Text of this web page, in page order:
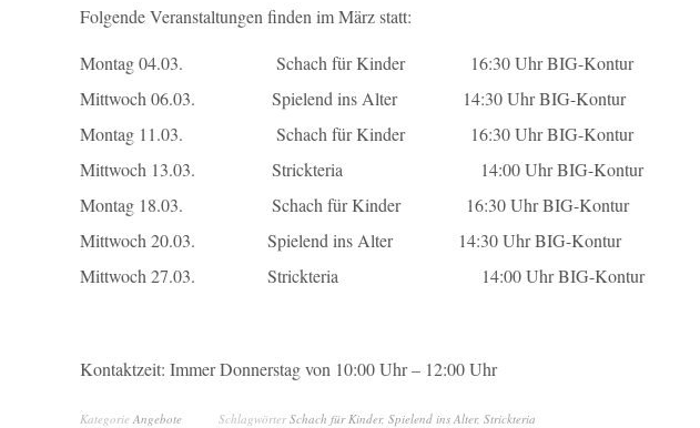
Folgende Veranstaltungen finden im März statt:
Montag 04.03. Schach für Kinder 16:30 Uhr BIG-Kontur
Mittwoch 06.03. Spielend ins Alter 14:30 Uhr BIG-Kontur
Montag 11.03. Schach für Kinder 16:30 Uhr BIG-Kontur
Mittwoch 13.03. Strickteria 14:00 Uhr BIG-Kontur
Montag 18.03. Schach für Kinder 16:30 Uhr BIG-Kontur
Mittwoch 20.03. Spielend ins Alter 14:30 Uhr BIG-Kontur
Mittwoch 27.03. Strickteria 14:00 Uhr BIG-Kontur
Kontaktzeit: Immer Donnerstag von 10:00 Uhr – 12:00 Uhr
Kategorie Angebote SchlagwörterSchach für Kinder, Spielend ins Alter, Strickteria